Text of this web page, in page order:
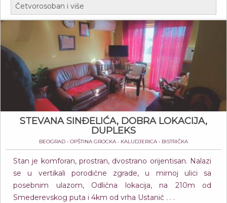
STEVANA SINĐELIĆA, DOBRA LOKACIJA,
DUPLEKS
BEOGRAD • OPŠTINA GROCKA • KALUDJERICA • BISTRIČKA
Stan je komforan, prostran, dvostrano orijentisan. Nalazi
se u vertikali porodične zgrade, u mirnoj ulici sa
posebnim ulazom, Odlična lokacija, na 210m od
Smederevskog puta i 4km od vrha Ustanič . . .